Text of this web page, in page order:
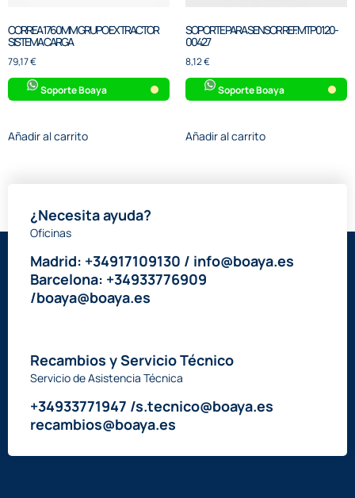
CORREA 1760MM GRUPO EXTRACTOR
SISTEMA CARGA
79,17€
Soporte Boaya
Añadir al carrito
SOPORTE PARA SENSOR REF. MTP0120-
00427
8,12€
Soporte Boaya
Añadir al carrito
¿Necesita ayuda?
Oficinas
Madrid: +34917109130 / info@boaya.es
Barcelona: +34933776909
/boaya@boaya.es
Recambios y Servicio Técnico
Servicio de Asistencia Técnica
+34933771947 /s.tecnico@boaya.es
recambios@boaya.es